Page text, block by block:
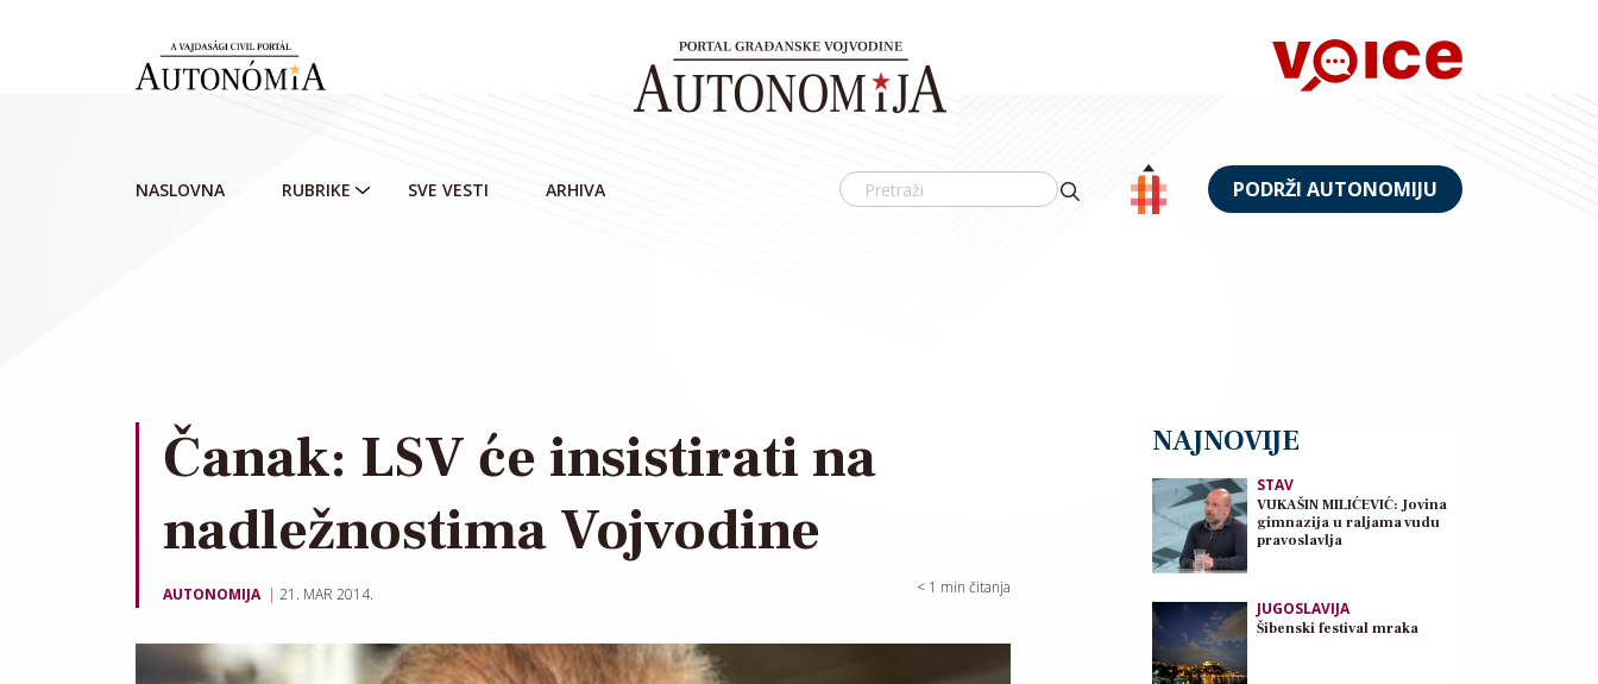
NASLOVNA RUBRIKE SVE VESTI ARHIVA PODRŽI AUTONOMIJU
Čanak: LSV će insistirati na
nadležnostima Vojvodine
AUTONOMIJA 21. MAR 2014. < 1 min čitanja
NAJNOVIJE
STAV
VUKAŠIN MILIĆEVIĆ: Jovina
gimnazija u raljama vudu
pravoslavlja
JUGOSLAVIJA
Šibenski festival mraka